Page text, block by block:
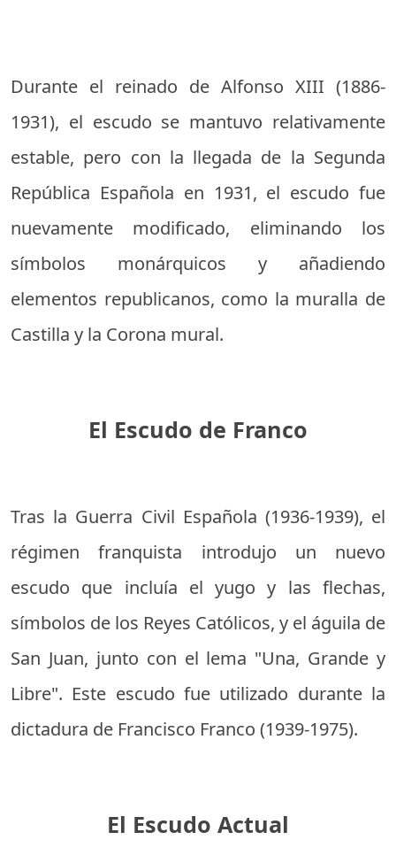
Durante el reinado de Alfonso XIII (1886-
1931), el escudo se mantuvo relativamente
estable, pero con la llegada de la Segunda
República Española en 1931, el escudo fue
nuevamente modificado, eliminando los
símbolos monárquicos y añadiendo
elementos republicanos, como la muralla de
Castilla y la Corona mural.
El Escudo de Franco
Tras la Guerra Civil Española (1936-1939), el
régimen franquista introdujo un nuevo
escudo que incluía el yugo y las flechas,
símbolos de los Reyes Católicos, y el águila de
San Juan, junto con el lema "Una, Grande y
Libre". Este escudo fue utilizado durante la
dictadura de Francisco Franco (1939-1975).
El Escudo Actual